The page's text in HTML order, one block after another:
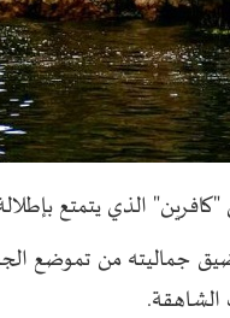
الذي يتمتع
جماليته من تموضع
الشاهقة.